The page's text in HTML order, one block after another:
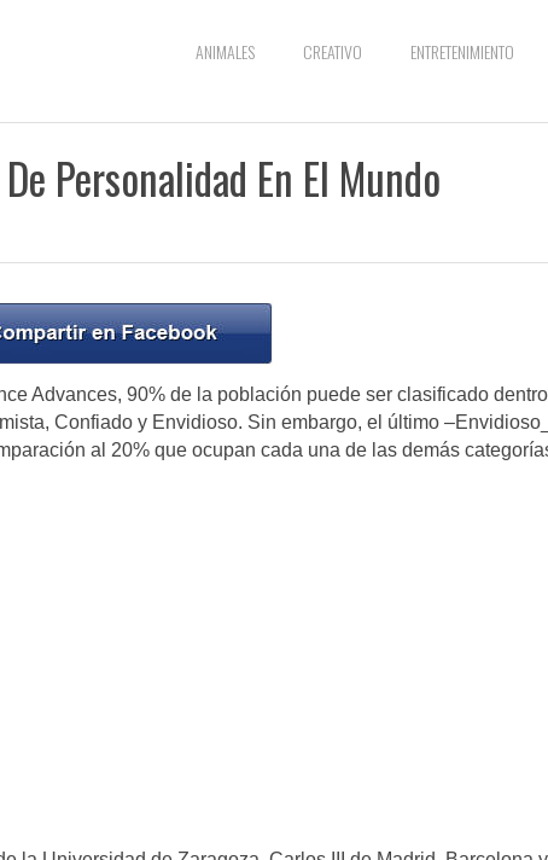
ANIMALES CREATIVO ENTRETENIMIENTO
Personalidad En El Mundo
Advances, 90% de la población puede ser clasificado
Confiado y Envidioso. Sin embargo, el último
al 20% que ocupan cada una de las demás